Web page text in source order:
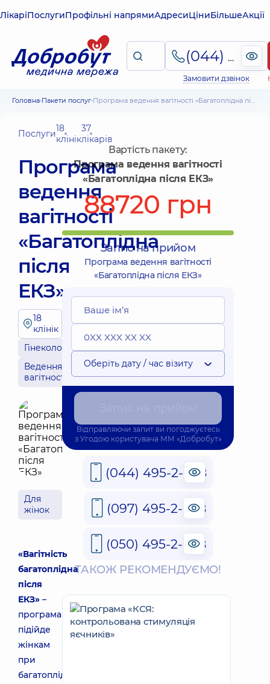
ЛікаріПослугиПрофільні напрямиАдресиЦіниБільшеАкції
(044) 495-2-888
Замовити дзвінок
Головна Пакети послуг Програма ведення вагітності «Багатоплідна після ЕКЗ»
Послуги18
клінік
37
лікарів
Програма
ведення
вагітності
«Багатоплідна
після
ЕКЗ»
18
клінік
Гінекологія
Ведення
вагітності
Для
жінок
«Вагітність
багатоплідна
після
ЕКЗ» –
програма
підійде
жінкам
при
багатоплідній
Вартість пакету:
Програма ведення вагітності
«Багатоплідна після ЕКЗ»
88720 грн
Запис на прийом
Програма ведення вагітності
«Багатоплідна після ЕКЗ»
Оберіть дату / час візиту
Відправляючи запит ви погоджуєтесь
з Угодою користувача ММ «Добробут»
(044) 495-2-888
(097) 495-2-888
(050) 495-2-888
ТАКОЖ РЕКОМЕНДУЄМО!